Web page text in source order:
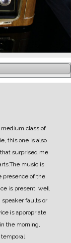
medium class of
this one is also
surprised me
The music is
presence of the
is present, well
speaker faults or
is appropriate
the morning,